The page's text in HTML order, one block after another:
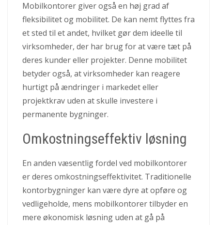
Mobilkontorer giver også en høj grad af
fleksibilitet og mobilitet. De kan nemt flyttes fra
et sted til et andet, hvilket gør dem ideelle til
virksomheder, der har brug for at være tæt på
deres kunder eller projekter. Denne mobilitet
betyder også, at virksomheder kan reagere
hurtigt på ændringer i markedet eller
projektkrav uden at skulle investere i
permanente bygninger.
Omkostningseffektiv løsning
En anden væsentlig fordel ved mobilkontorer
er deres omkostningseffektivitet. Traditionelle
kontorbygninger kan være dyre at opføre og
vedligeholde, mens mobilkontorer tilbyder en
mere økonomisk løsning uden at gå på